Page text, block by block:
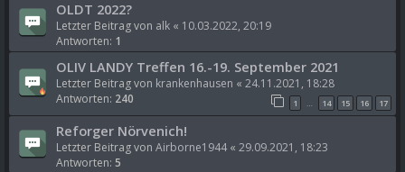
OLDT 2022?
Letzter Beitrag von alk « 10.03.2022, 20:19
Antworten: 1
OLIV LANDY Treffen 16.-19. September 2021
Letzter Beitrag von krankenhausen « 24.11.2021, 18:28
Antworten: 240 1 … 14 15 16 17
Reforger Nörvenich!
Letzter Beitrag von Airborne1944 « 29.09.2021, 18:23
Antworten: 5